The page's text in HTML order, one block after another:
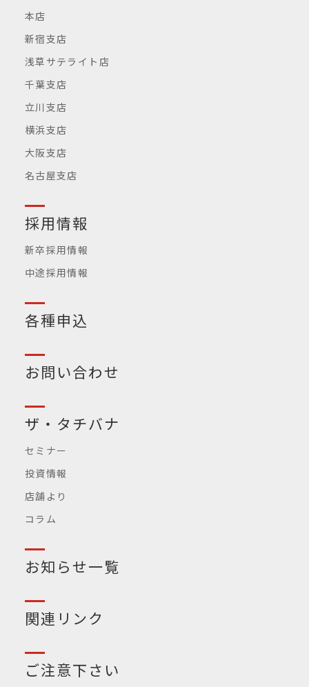
本店
新宿支店
浅草サテライト店
千葉支店
立川支店
横浜支店
大阪支店
名古屋支店
採用情報
新卒採用情報
中途採用情報
各種申込
お問い合わせ
ザ・タチバナ
セミナー
投資情報
店舗より
コラム
お知らせ一覧
関連リンク
ご注意下さい